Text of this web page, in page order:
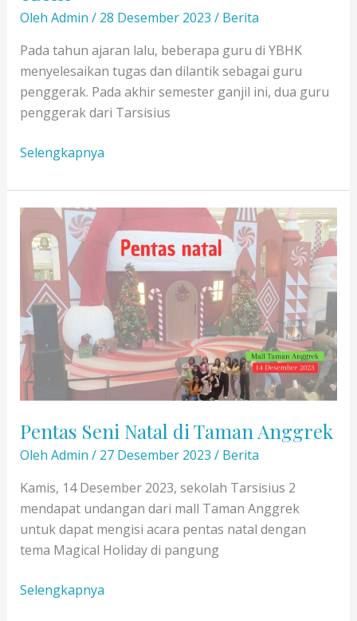
Oleh Admin / 28 Desember 2023 / Berita
Pada tahun ajaran lalu, beberapa guru di YBHK
menyelesaikan tugas dan dilantik sebagai guru
penggerak. Pada akhir semester ganjil ini, dua guru
penggerak dari Tarsisius
Praktek
dari
Guru
Penggerak
YBHK
Selengkapnya
Pentas Seni Natal di Taman Anggrek
Oleh Admin / 27 Desember 2023 / Berita
Kamis, 14 Desember 2023, sekolah Tarsisius 2
mendapat undangan dari mall Taman Anggrek
untuk dapat mengisi acara pentas natal dengan
tema Magical Holiday di pangung
Pentas
Selengkapnya